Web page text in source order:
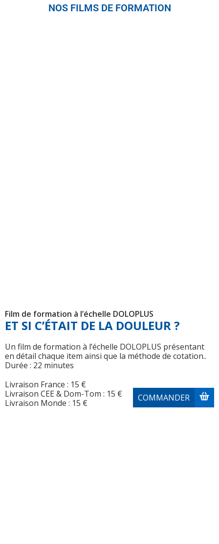
NOS FILMS DE FORMATION
Film de formation à l’échelle DOLOPLUS
ET SI C’ÉTAIT DE LA DOULEUR ?
Un film de formation à l’échelle DOLOPLUS présentant
en détail chaque item ainsi que la méthode de cotation..
Durée : 22 minutes
Livraison France : 15 €
Livraison CEE & Dom-Tom : 15 €
Livraison Monde : 15 €
COMMANDER